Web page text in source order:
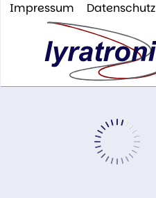
Impressum Datenschutz